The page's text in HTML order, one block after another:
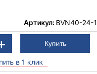
Артикул: BVN40-24-1
в 1 клик